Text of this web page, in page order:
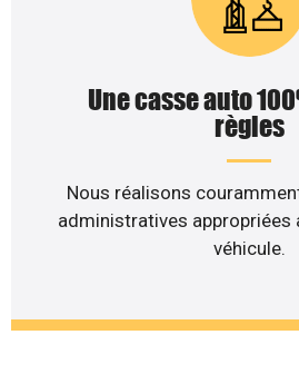
Une casse auto
règles
Nous réalisons
administratives appropriées
véhicule.